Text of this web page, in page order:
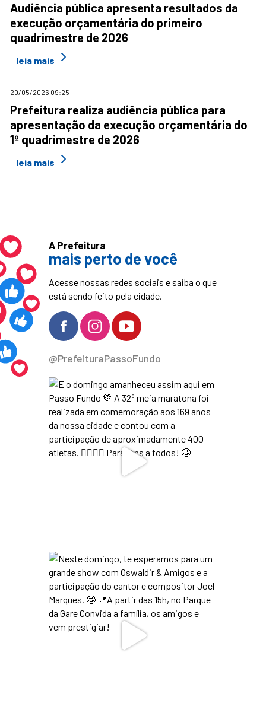
Audiência pública apresenta resultados da
execução orçamentária do primeiro
quadrimestre de 2026
leia mais
20/05/2026 09:25
Prefeitura realiza audiência pública para
apresentação da execução orçamentária do
1º quadrimestre de 2026
leia mais
A Prefeitura
mais perto de você
Acesse nossas redes sociais e saiba o que
está sendo feito pela cidade.
@PrefeituraPassoFundo